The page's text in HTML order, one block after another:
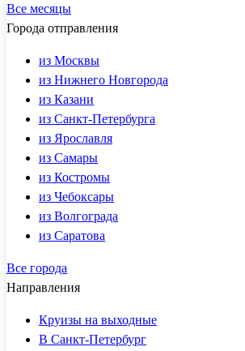
Все месяцы
Города отправления
из Москвы
из Нижнего Новгорода
из Казани
из Санкт-Петербурга
из Ярославля
из Самары
из Костромы
из Чебоксары
из Волгограда
из Саратова
Все города
Направления
Круизы на выходные
В Санкт-Петербург